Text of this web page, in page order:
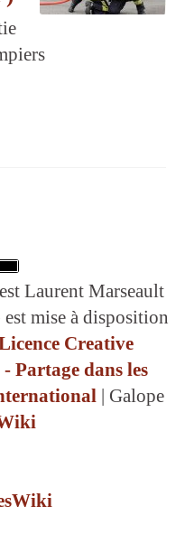
Laurent Marseault
mise à disposition
Creative
Partage dans les
| Galope